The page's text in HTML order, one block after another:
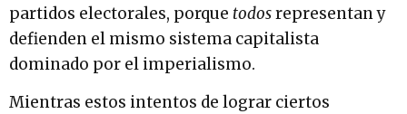
partidos electorales, porque todosrepresentan y
defienden el mismo sistema capitalista
dominado por el imperialismo.
Mientras estos intentos de lograr ciertos